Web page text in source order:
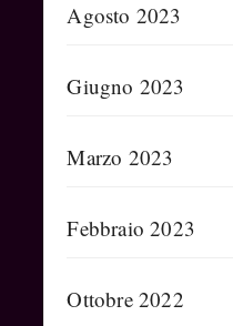
Agosto 2023
Giugno 2023
Marzo 2023
Febbraio 2023
Ottobre 2022